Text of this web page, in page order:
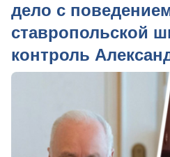
дело с
ставропольской
контроль